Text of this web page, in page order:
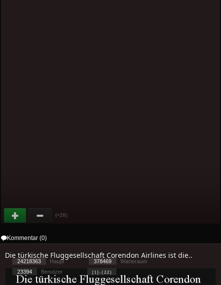
(+26)
Kommentar (0)
Die türkische Fluggesellschaft Corendon Airlines ist die..
24218363 Haupt 378469
Warteraum
23394
Benutzer [ 1 ] - ( 2.2 )